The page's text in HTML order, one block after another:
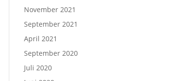
November 2021
September 2021
April 2021
September 2020
Juli 2020